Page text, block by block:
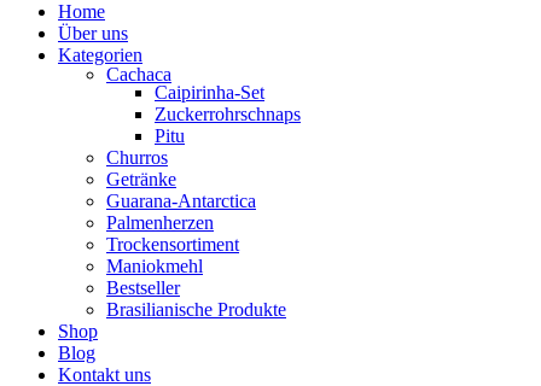
Home
Über uns
Kategorien
Cachaca
Caipirinha-Set
Zuckerrohrschnaps
Pitu
Churros
Getränke
Guarana-Antarctica
Palmenherzen
Trockensortiment
Maniokmehl
Bestseller
Brasilianische Produkte
Shop
Blog
Kontakt uns